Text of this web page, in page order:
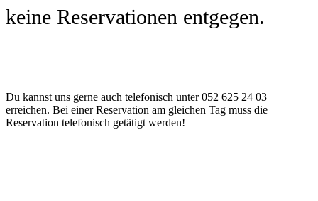
keine Reservationen entgegen.
Du kannst uns gerne auch telefonisch unter 052 625 24 03
erreichen. Bei einer Reservation am gleichen Tag muss die
Reservation telefonisch getätigt werden!